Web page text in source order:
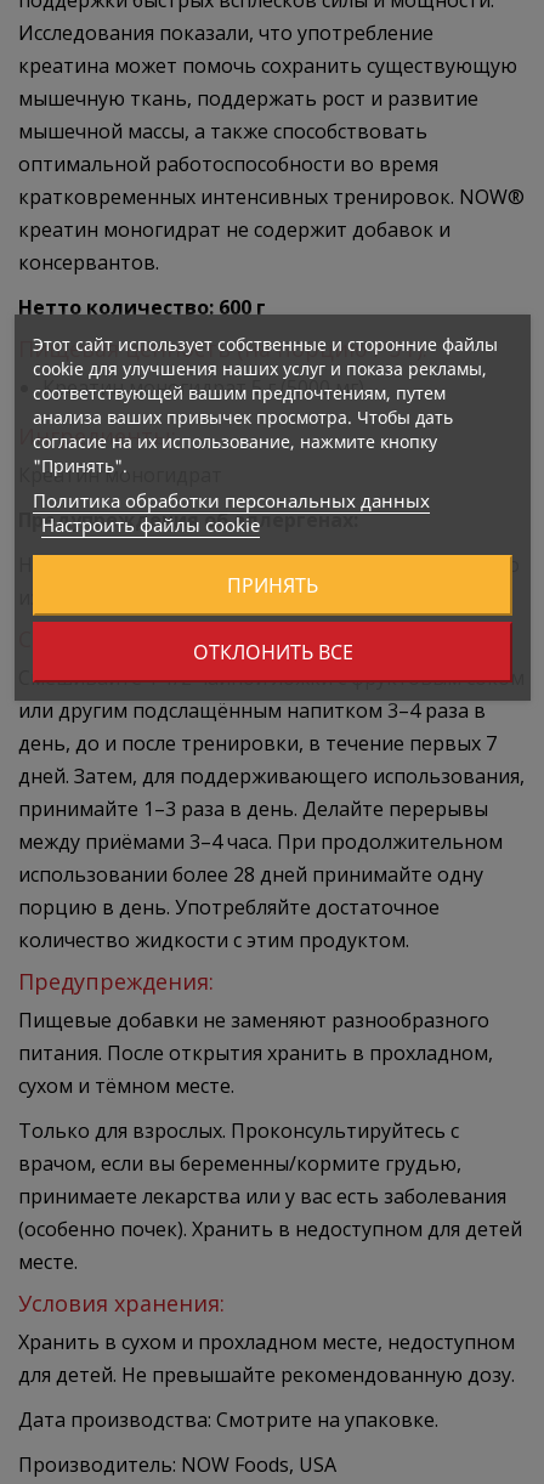
Исследования показали, что употребление
креатина может помочь сохранить существующую
мышечную ткань, поддержать рост и развитие
мышечной массы, а также способствовать
оптимальной работоспособности во время
кратковременных интенсивных тренировок. NOW®
креатин моногидрат не содержит добавок и
консервантов.
Нетто количество: 600 г
Пищевая ценность (на порцию / 5 г):
Креатин моногидрат 5 г (5000 мг)
Ингредиенты:
Креатин моногидрат
Предупреждения об аллергенах:
Не употребляйте, если у вас аллергия на какой-либо
Способ применения:
Смешивайте 1 1/2 чайной ложки с фруктовым соком
или другим подслащённым напитком 3–4 раза в
день, до и после тренировки, в течение первых 7
дней. Затем, для поддерживающего использования,
принимайте 1–3 раза в день. Делайте перерывы
между приёмами 3–4 часа. При продолжительном
использовании более 28 дней принимайте одну
порцию в день. Употребляйте достаточное
количество жидкости с этим продуктом.
Предупреждения:
Пищевые добавки не заменяют разнообразного
питания. После открытия хранить в прохладном,
сухом и тёмном месте.
Только для взрослых. Проконсультируйтесь с
врачом, если вы беременны/кормите грудью,
принимаете лекарства или у вас есть заболевания
(особенно почек). Хранить в недоступном для детей
месте.
Условия хранения:
Хранить в сухом и прохладном месте, недоступном
для детей. Не превышайте рекомендованную дозу.
Дата производства: Смотрите на упаковке.
Производитель: NOW Foods, USA
Этот сайт использует собственные и сторонние файлы
cookie для улучшения наших услуг и показа рекламы,
соответствующей вашим предпочтениям, путем
анализа ваших привычек просмотра. Чтобы дать
согласие на их использование, нажмите кнопку
"Принять".
Политика обработки персональных данных
Настроить файлы cookie
ОТКЛОНИТЬ ВСЕ
ПРИНЯТЬ